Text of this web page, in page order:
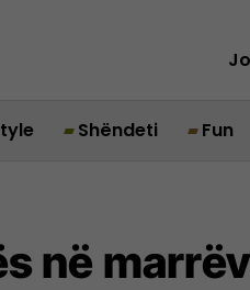
Shëndeti Fun
në